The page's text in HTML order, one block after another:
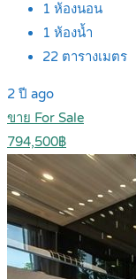
1 ห้องนอน
1 ห้องน้ำ
22 ตารางเมตร
2 ปี ago
ขาย For Sale
794,500฿